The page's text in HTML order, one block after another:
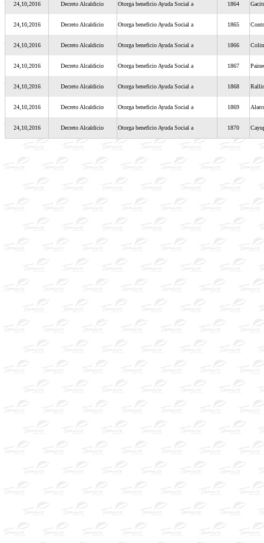
24,10,2016 Decreto Alcaldicio Otorga beneficio Ayuda Social a 1864
24,10,2016 Decreto Alcaldicio Otorga beneficio Ayuda Social a 1865
24,10,2016 Decreto Alcaldicio Otorga beneficio Ayuda Social a 1866
24,10,2016 Decreto Alcaldicio Otorga beneficio Ayuda Social a 1867
24,10,2016 Decreto Alcaldicio Otorga beneficio Ayuda Social a 1868
24,10,2016 Decreto Alcaldicio Otorga beneficio Ayuda Social a 1869
24,10,2016 Decreto Alcaldicio Otorga beneficio Ayuda Social a 1870